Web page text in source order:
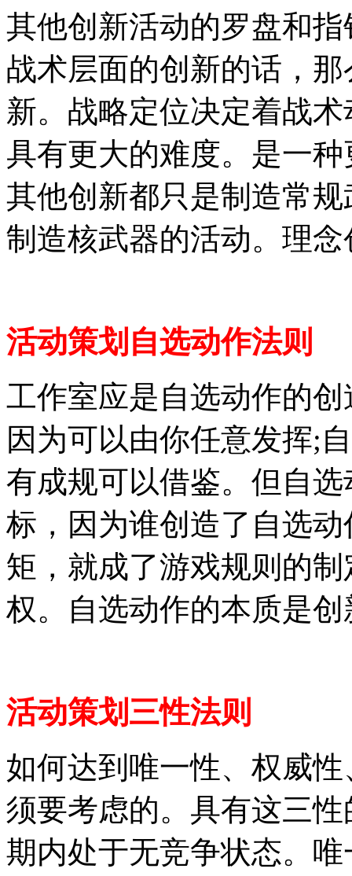
其他创新活动的罗盘和
战术层面的创新的话，
新。战略定位决定着战
具有更大的难度。是一
其他创新都只是制造常
制造核武器的活动。理
活动策划自选动作法则
工作室应是自选动作的
因为可以由你任意发挥;
有成规可以借鉴。但自
标，因为谁创造了自选
矩，就成了游戏规则的
权。自选动作的本质是创
活动策划三性法则
如何达到唯一性、权威
须要考虑的。具有这三
期内处于无竞争状态。